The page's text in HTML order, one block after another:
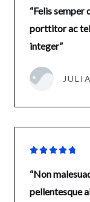
“Felis semper
porttitor ac
integer”

“Non
pellentesque